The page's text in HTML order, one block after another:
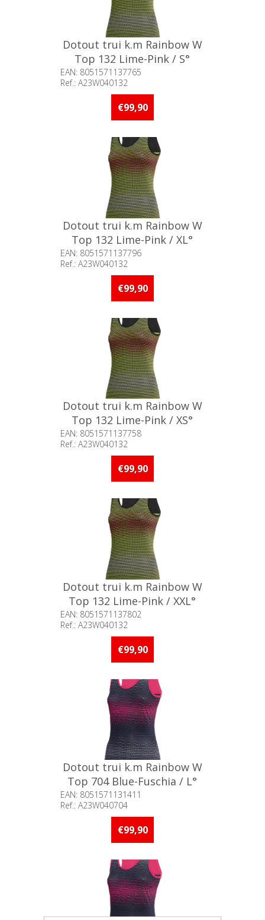
Dotout trui k.m Rainbow W
Top 132 Lime-Pink / S°
EAN: 8051571137765
Ref.: A23W040132
Beschikbaarheid:: 5 stuks of
meer op voorraad
€99,90
Dotout trui k.m Rainbow W
Top 132 Lime-Pink / XL°
EAN: 8051571137796
Ref.: A23W040132
Beschikbaarheid:: Minder dan 5
stuks op voorraad
€99,90
Dotout trui k.m Rainbow W
Top 132 Lime-Pink / XS°
EAN: 8051571137758
Ref.: A23W040132
Beschikbaarheid:: Minder dan 5
stuks op voorraad
€99,90
Dotout trui k.m Rainbow W
Top 132 Lime-Pink / XXL°
EAN: 8051571137802
Ref.: A23W040132
Beschikbaarheid:: Minder dan 5
stuks op voorraad
€99,90
Dotout trui k.m Rainbow W
Top 704 Blue-Fuschia / L°
EAN: 8051571131411
Ref.: A23W040704
Beschikbaarheid:: 5 stuks of
meer op voorraad
€99,90